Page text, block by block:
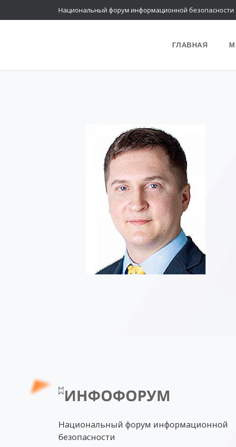
Национальный форум информационной безопасности
ГЛАВНАЯ
Национальный форум информационной
безопасности